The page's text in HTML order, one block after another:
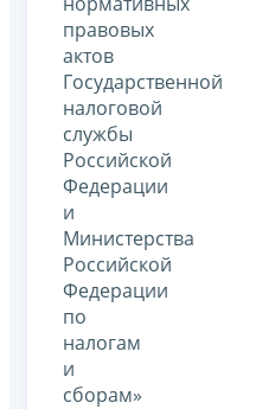
правовых
актов
Государственной
налоговой
службы
Российской
Федерации
и
Министерства
Российской
Федерации
по
налогам
и
сборам»